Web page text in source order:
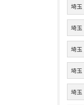
埼玉
埼玉
埼玉
埼玉
埼玉